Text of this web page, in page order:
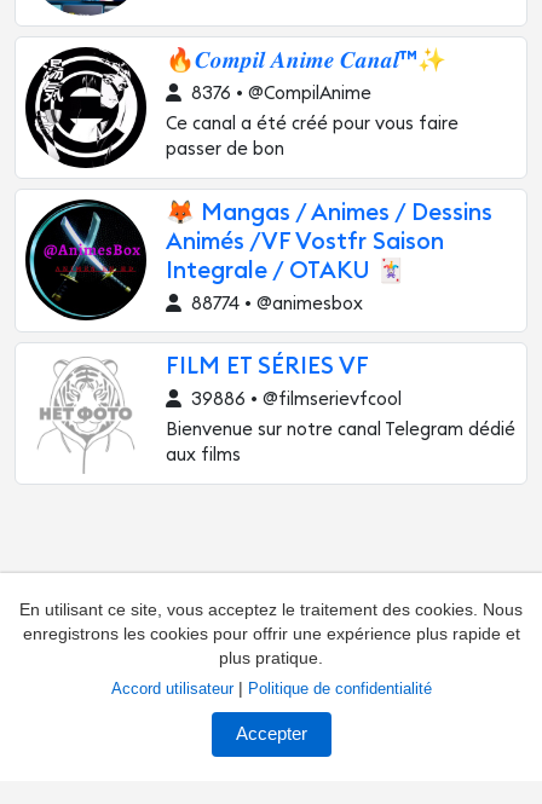
🔥𝑪𝒐𝒎𝒑𝒊𝒍 𝑨𝒏𝒊𝒎𝒆 𝑪𝒂𝒏𝒂𝒍™✨
8376 • @CompilAnime
Ce canal a été créé pour vous faire
passer de bon
🦊 Mangas / Animes / Dessins
Animés /VF Vostfr Saison
Integrale / OTAKU 🃏
88774 • @animesbox
FILM ET SÉRIES VF
39886 • @filmserievfcool
Bienvenue sur notre canal Telegram dédié
aux films
Ajouter une chaîne
En utilisant ce site, vous acceptez le traitement des cookies. Nous
enregistrons les cookies pour offrir une expérience plus rapide et
plus pratique.
Accord utilisateur| Politique de confidentialité
Accepter